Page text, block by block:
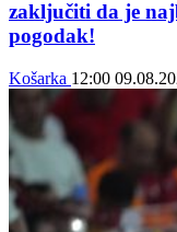
zaključiti da je
pogodak!
Košarka 12:00